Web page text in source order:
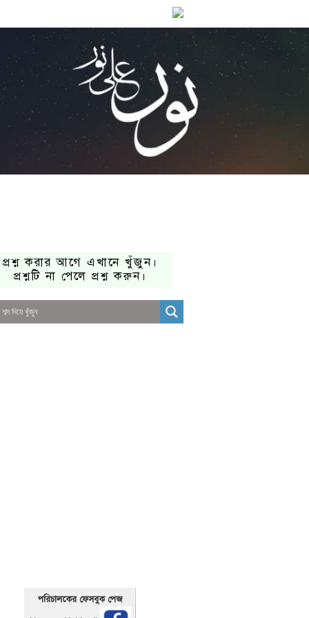
প্রশ্ন করার আগে এখানে খুঁজুন।
প্রশ্নটি না পেলে প্রশ্ন করুন।
পরিচালকের ফেসবুক পেজ